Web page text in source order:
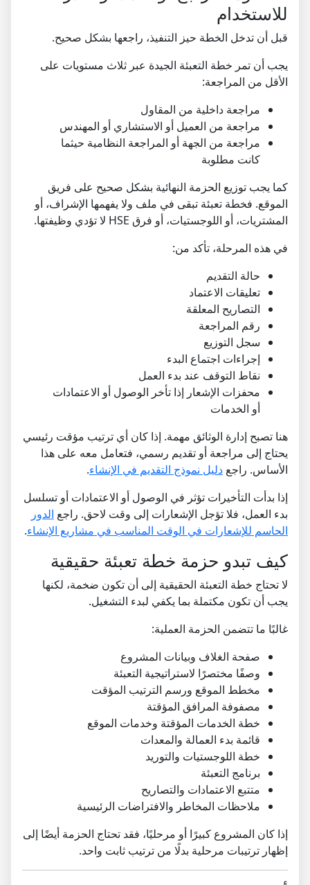
للاستخدام
قبل أن تدخل الخطة حيز التنفيذ، راجعها بشكل صحيح.
يجب أن تمر خطة التعبئة الجيدة عبر ثلاث مستويات على
الأقل من المراجعة:
مراجعة داخلية من المقاول
مراجعة من العميل أو الاستشاري أو المهندس
مراجعة من الجهة أو المراجعة النظامية حيثما
كانت مطلوبة
كما يجب توزيع الحزمة النهائية بشكل صحيح على فريق
الموقع. فخطة تعبئة تبقى في ملف ولا يفهمها الإشراف، أو
المشتريات، أو اللوجستيات، أو فرق HSE لا تؤدي وظيفتها.
في هذه المرحلة، تأكد من:
حالة التقديم
تعليقات الاعتماد
التصاريح المعلقة
رقم المراجعة
سجل التوزيع
إجراءات اجتماع البدء
نقاط التوقف عند بدء العمل
محفزات الإشعار إذا تأخر الوصول أو الاعتمادات
أو الخدمات
هنا تصبح إدارة الوثائق مهمة. إذا كان أي ترتيب مؤقت رئيسي
يحتاج إلى مراجعة أو تقديم رسمي، فتعامل معه على هذا
الأساس. راجع دليل نموذج التقديم في الإنشاء.
إذا بدأت التأخيرات تؤثر في الوصول أو الاعتمادات أو تسلسل
بدء العمل، فلا تؤجل الإشعارات إلى وقت لاحق. راجع الدور
الحاسم للإشعارات في الوقت المناسب في مشاريع الإنشاء.
كيف تبدو حزمة خطة تعبئة حقيقية
لا تحتاج خطة التعبئة الحقيقية إلى أن تكون ضخمة، لكنها
يجب أن تكون مكتملة بما يكفي لبدء التشغيل.
غالبًا ما تتضمن الحزمة العملية:
صفحة الغلاف وبيانات المشروع
وصفًا مختصرًا لاستراتيجية التعبئة
مخطط الموقع ورسم الترتيب المؤقت
مصفوفة المرافق المؤقتة
خطة الخدمات المؤقتة وخدمات الموقع
قائمة بدء العمالة والمعدات
خطة اللوجستيات والتوريد
برنامج التعبئة
متتبع الاعتمادات والتصاريح
ملاحظات المخاطر والافتراضات الرئيسية
إذا كان المشروع كبيرًا أو مرحليًا، فقد تحتاج الحزمة أيضًا إلى
إظهار ترتيبات مرحلية بدلًا من ترتيب ثابت واحد.